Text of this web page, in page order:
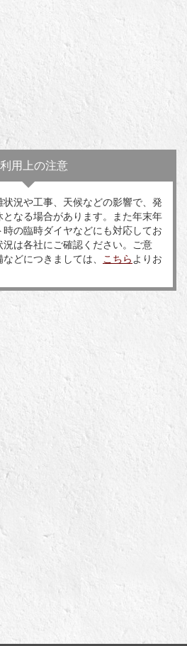
用上の注意
状況や工事、天候などの影響で、発
なる場合があります。また年末年
の臨時ダイヤなどにも対応してお
況は各社にご確認ください。ご意
どにつきましては、
こちら よりお